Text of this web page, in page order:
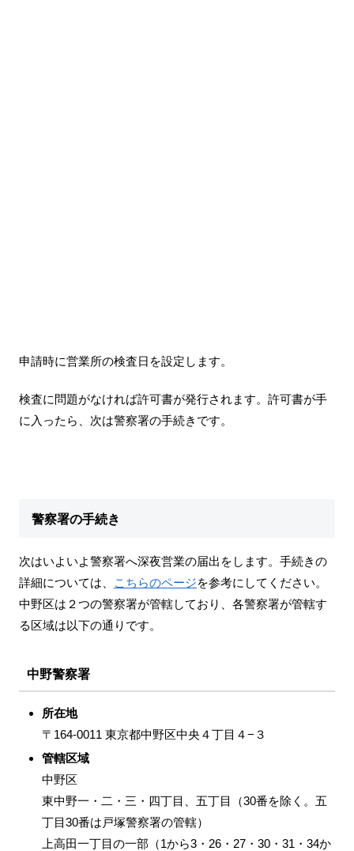
申請時に営業所の検査日を設定します。
検査に問題がなければ許可書が発行されます。許可書が手
に入ったら、次は警察署の手続きです。
警察署の手続き
次はいよいよ警察署へ深夜営業の届出をします。手続きの
詳細については、
こちらのページを参考にしてください。
中野区は２つの警察署が管轄しており、各警察署が管轄す
る区域は以下の通りです。
中野警察署
所在地
〒164-0011 東京都中野区中央４丁目４−３
管轄区域
中野区
東中野一・二・三・四丁目、五丁目（30番を除く。五
丁目30番は戸塚警察署の管轄）
上高田一丁目の一部（1から3・26・27・30・31・34か